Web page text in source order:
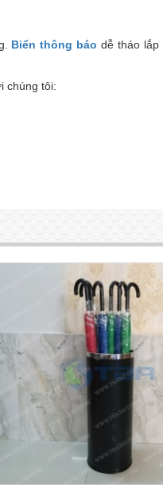
Biển thông báo dễ tháo lắp
chúng tôi: